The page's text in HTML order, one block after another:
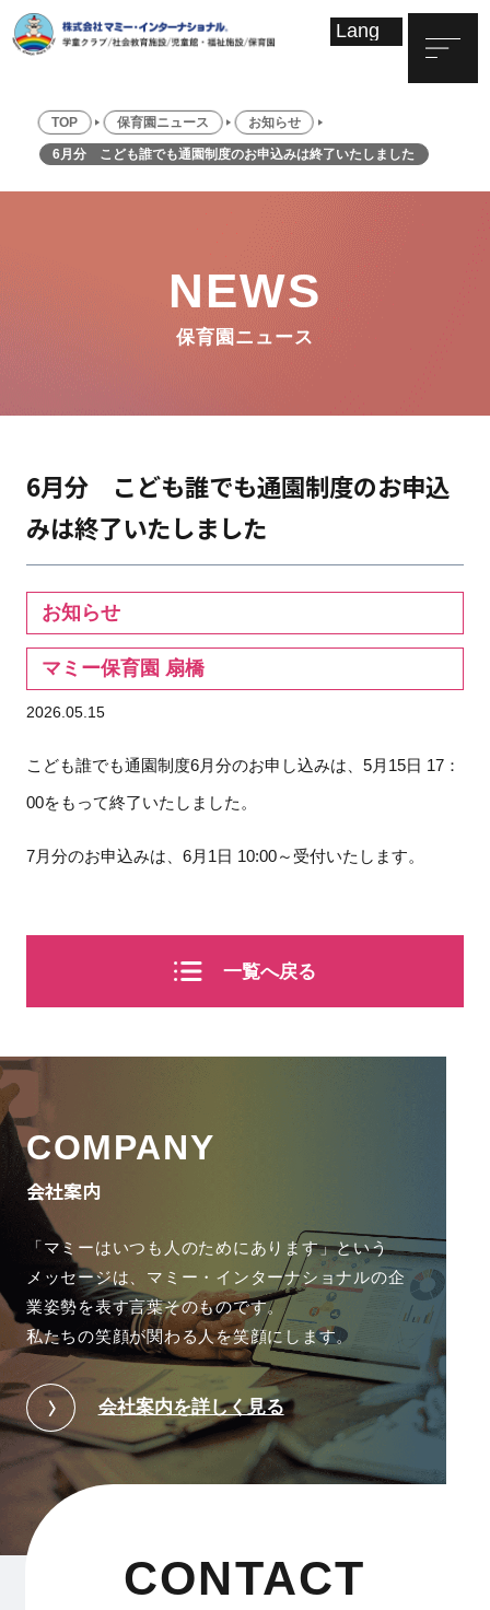
TOP 保育園ニュース お知らせ
6月分 こども誰でも通園制度のお申込みは終了いたしました
NEWS
保育園ニュース
6月分 こども誰でも通園制度のお申込
みは終了いたしました
お知らせ
マミー保育園 扇橋
2026.05.15
こども誰でも通園制度6月分のお申し込みは、5月15日 17：
00をもって終了いたしました。
7月分のお申込みは、6月1日 10:00～受付いたします。
一覧へ戻る
COMPANY
会社案内
「マミーはいつも人のためにあります」という
メッセージは、 マミー・インターナショナルの企
業姿勢を表す言葉そのものです。
私たちの笑顔が関わる人を笑顔にします。
会社案内を詳しく見る
CONTACT